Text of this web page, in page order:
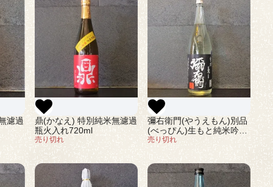
濾過
鼎(かなえ) 特別純米無濾過
瓶火入れ720ml
売り切れ
彌右衛門(やうえもん)別品
(べっぴん)生もと純米吟醸
生原酒1800ml
売り切れ